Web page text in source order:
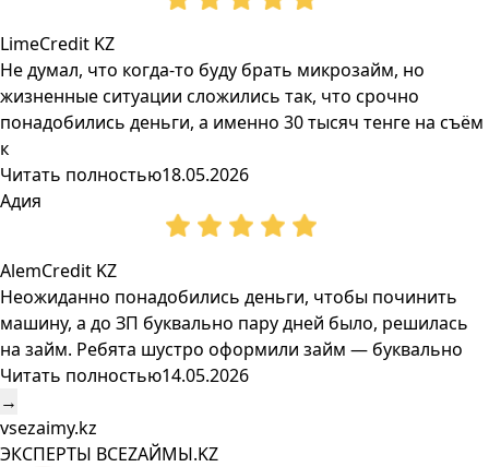
LimeCredit KZ
Не думал, что когда-то буду брать микрозайм, но
жизненные ситуации сложились так, что срочно
понадобились деньги, а именно 30 тысяч тенге на съём
к
Читать полностью18.05.2026
Адия
AlemCredit KZ
Неожиданно понадобились деньги, чтобы починить
машину, а до ЗП буквально пару дней было, решилась
на займ. Ребята шустро оформили займ — буквально
Читать полностью14.05.2026
→
vsezaimy.kz
ЭКСПЕРТЫ ВСЕZAЙМЫ.KZ